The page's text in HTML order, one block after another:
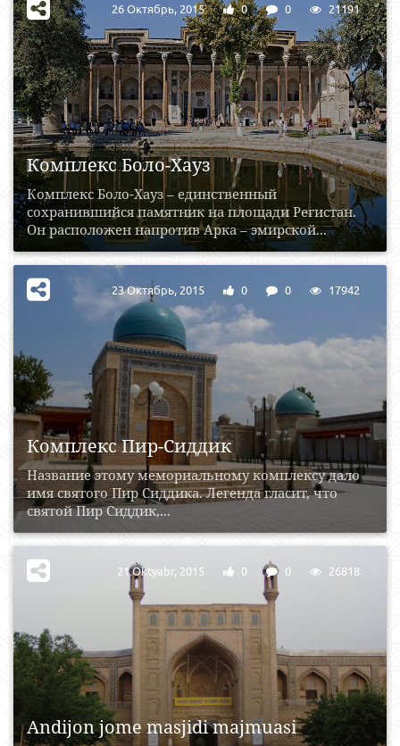
Комплекс Боло-Хауз
Комплекс Боло-Хауз – единственный
сохранившийся памятник на площади Регистан.
Он расположен напротив Арка – эмирской...
26 Октябрь, 2015 0 0 21191
Комплекс Пир-Сиддик
Название этому мемориальному комплексу дало
имя святого Пир Сиддика. Легенда гласит, что
святой Пир Сиддик,...
23 Октябрь, 2015 0 0 17942
Andijon jome masjidi majmuasi
21 Oktyabr, 2015 0 0 26818